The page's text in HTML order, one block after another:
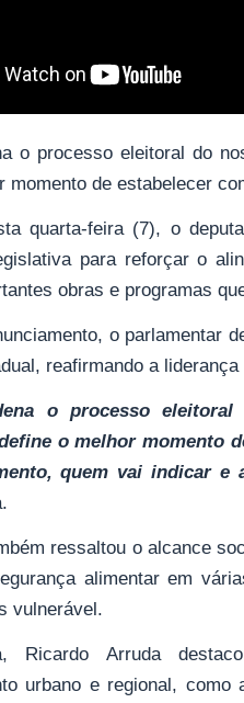
o processo eleitoral do
momento de estabelecer
quarta-feira (7), o
para reforçar o
obras e programas
o parlamentar
reafirmando a
o processo
o melhor momento
quem vai indicar e
ressaltou o alcance
alimentar em
vulnerável.
Ricardo Arruda
urbano e regional,